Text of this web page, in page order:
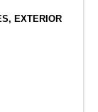
EXTERIOR